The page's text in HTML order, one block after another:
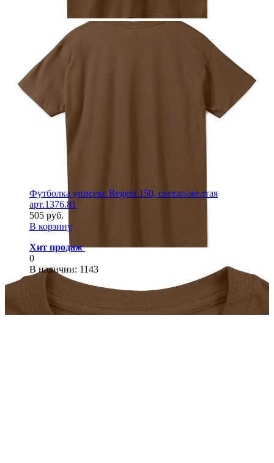
Футболка унисекс Regent 150, светло-желтая
арт.1376.81
505 руб.
В корзину
Хит продаж
0
В наличии: 1143